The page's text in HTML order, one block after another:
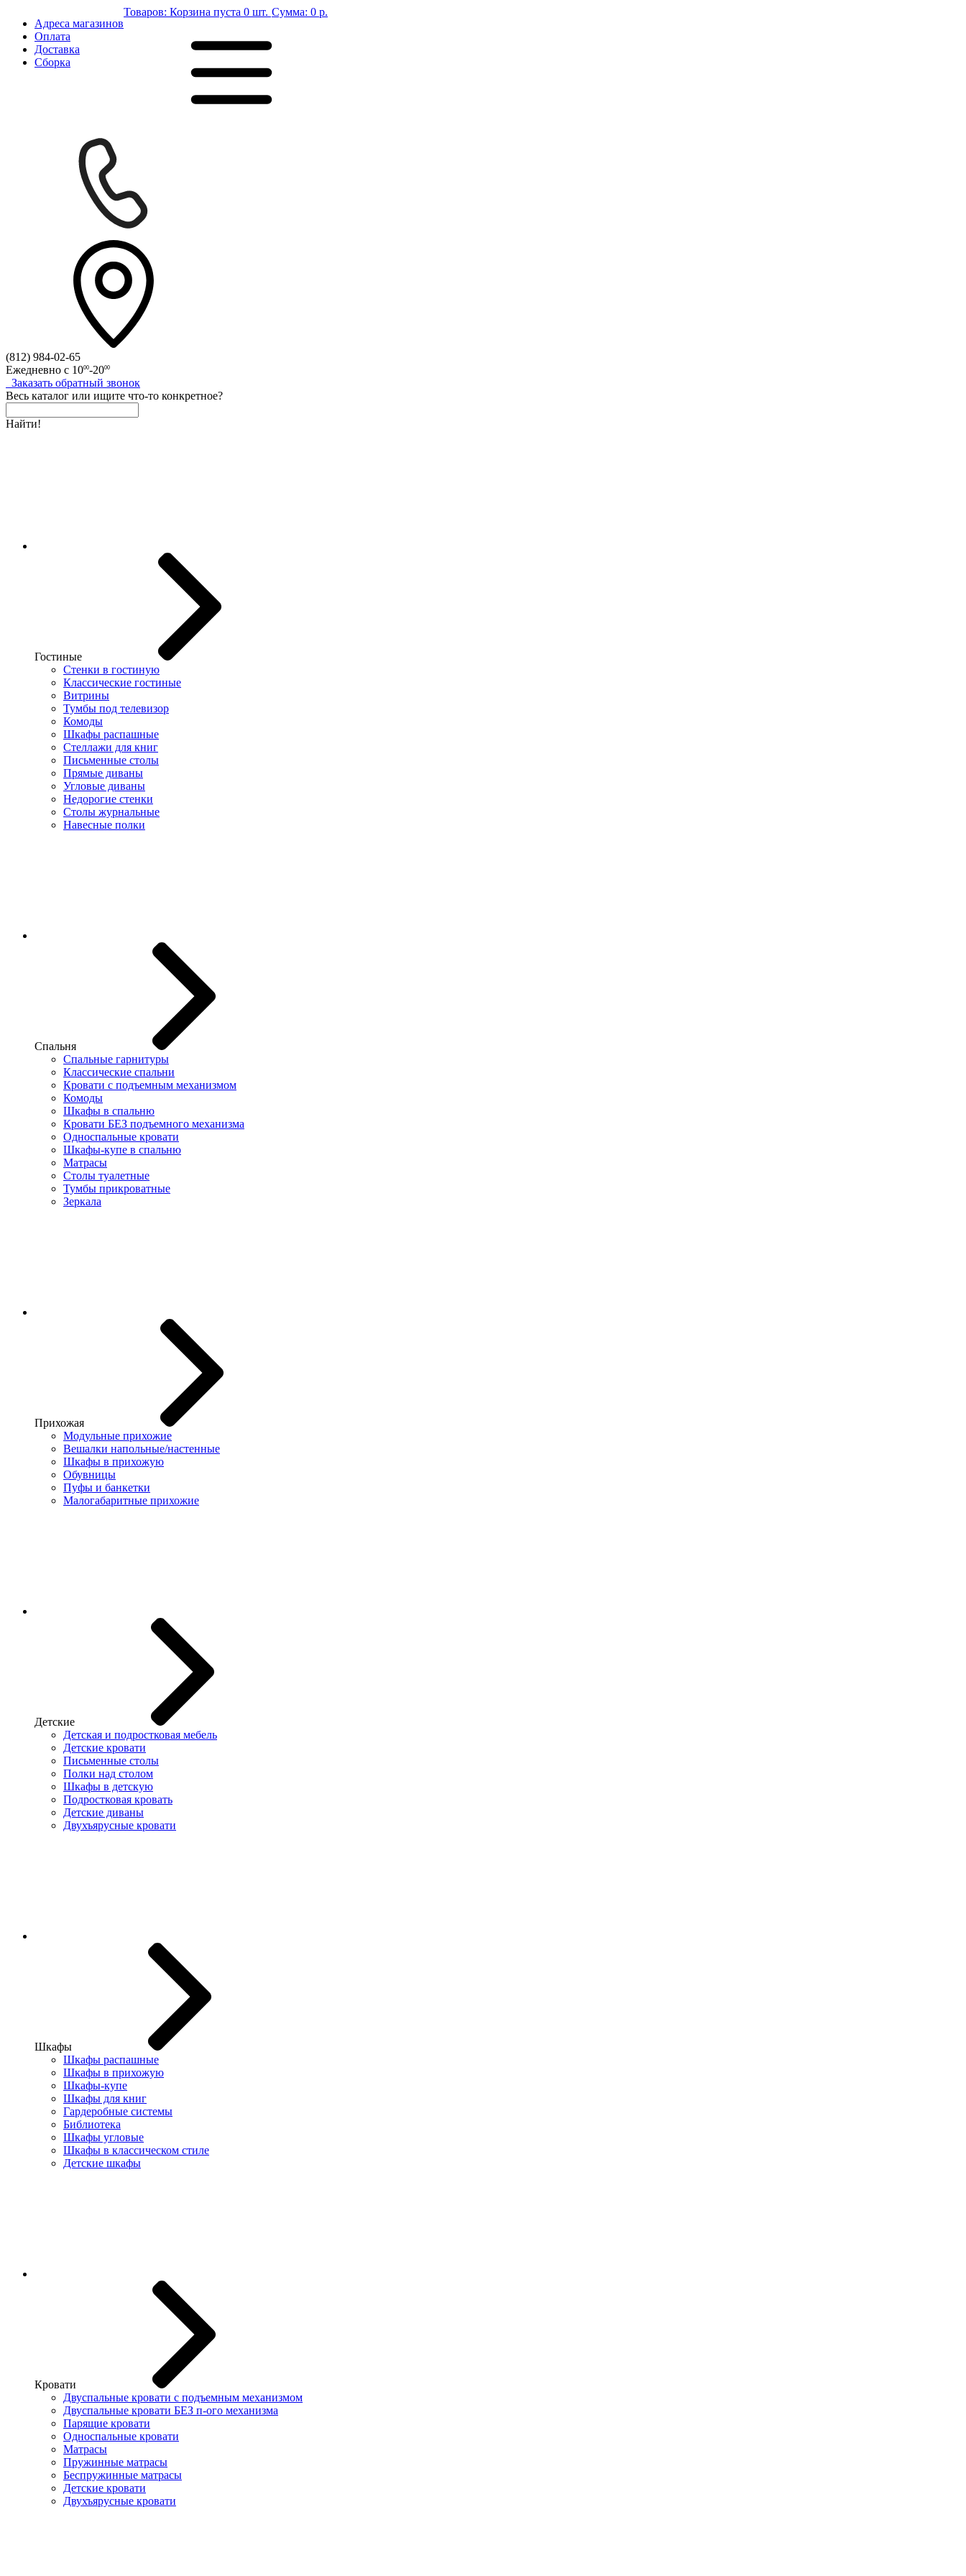
Адреса магазинов
Оплата
Доставка
Сборка
Товаров: Корзина пуста 0 шт. Сумма: 0 р.
(812) 984-02-65
Ежедневно с 1000-2000
Заказать обратный звонок
Весь каталог или ищите что-то конкретное?
Найти!
Гостиные
Стенки в гостиную
Классические гостиные
Витрины
Тумбы под телевизор
Комоды
Шкафы распашные
Стеллажи для книг
Письменные столы
Прямые диваны
Угловые диваны
Недорогие стенки
Столы журнальные
Навесные полки
Спальня
Спальные гарнитуры
Классические спальни
Кровати с подъемным механизмом
Комоды
Шкафы в спальню
Кровати БЕЗ подъемного механизма
Односпальные кровати
Шкафы-купе в спальню
Матрасы
Столы туалетные
Тумбы прикроватные
Зеркала
Прихожая
Модульные прихожие
Вешалки напольные/настенные
Шкафы в прихожую
Обувницы
Пуфы и банкетки
Малогабаритные прихожие
Детские
Детская и подростковая мебель
Детские кровати
Письменные столы
Полки над столом
Шкафы в детскую
Подростковая кровать
Детские диваны
Двухъярусные кровати
Шкафы
Шкафы распашные
Шкафы в прихожую
Шкафы-купе
Шкафы для книг
Гардеробные системы
Библиотека
Шкафы угловые
Шкафы в классическом стиле
Детские шкафы
Кровати
Двуспальные кровати с подъемным механизмом
Двуспальные кровати БЕЗ п-ого механизма
Парящие кровати
Односпальные кровати
Матрасы
Пружинные матрасы
Беспружинные матрасы
Детские кровати
Двухъярусные кровати